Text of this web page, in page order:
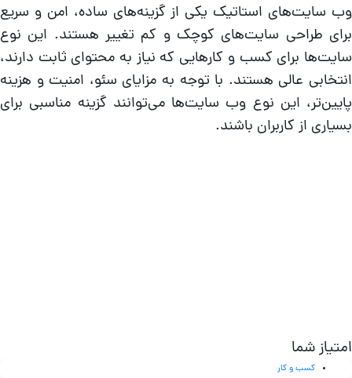
سایت‌های استاتیک یکی از گزینه‌های ساده، امن و سریع
طراحی سایت‌های کوچک و کم‌ تغییر هستند. این نوع
برای کسب‌ و کارهایی که نیاز به محتوای ثابت دارند،
عالی هستند. با توجه به مزایای سئو، امنیت و هزینه
این نوع وب سایت‌ها می‌توانند گزینه مناسبی برای
از کاربران باشند.
شما
کسب و کار